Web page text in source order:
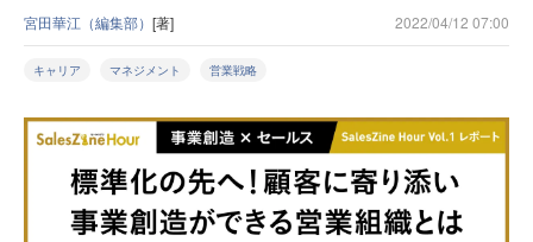
宮田華江（編集部） [著] 2022/04/12 07:00
キャリア マネジメント 営業戦略